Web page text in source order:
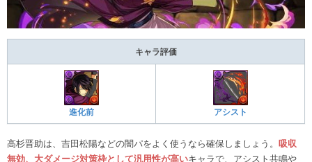
キャラ評価
進化前 アシスト
高杉晋助は、吉田松陽などの闇パをよく使うなら確保しましょう。 吸収
無効、大ダメージ対策枠として汎用性が高いキャラで、アシスト共鳴や